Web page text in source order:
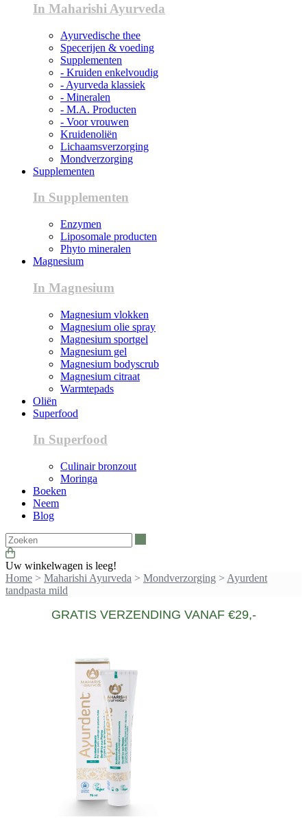
In Maharishi Ayurveda
Ayurvedische thee
Specerijen & voeding
Supplementen
- Kruiden enkelvoudig
- Ayurveda klassiek
- Mineralen
- M.A. Producten
- Voor vrouwen
Kruidenoliën
Lichaamsverzorging
Mondverzorging
Supplementen
In Supplementen
Enzymen
Liposomale producten
Phyto mineralen
Magnesium
In Magnesium
Magnesium vlokken
Magnesium olie spray
Magnesium sportgel
Magnesium gel
Magnesium bodyscrub
Magnesium citraat
Warmtepads
Oliën
Superfood
In Superfood
Culinair bronzout
Moringa
Boeken
Neem
Blog
Uw winkelwagen is leeg!
Home > Maharishi Ayurveda > Mondverzorging > Ayurdent
tandpasta mild
GRATIS VERZENDING VANAF €29,-